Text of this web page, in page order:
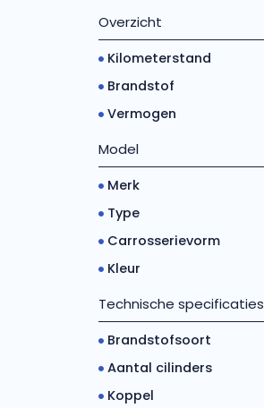
Overzicht
Kilometerstand
Brandstof
Vermogen
Model
Merk
Type
Carrosserievorm
Kleur
Technische specificaties
Brandstofsoort
Aantal cilinders
Koppel